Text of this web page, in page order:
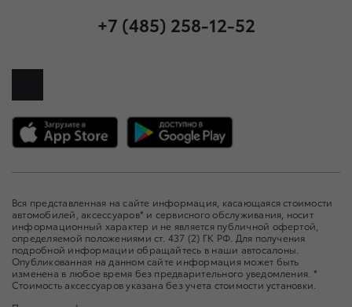
+7 (485) 258-12-52
Вся представленная на сайте информация, касающаяся стоимости
автомобилей, аксессуаров* и сервисного обслуживания, носит
информационный характер и не является публичной офертой,
определяемой положениями ст. 437 (2) ГК РФ. Для получения
подробной информации обращайтесь в наши автосалоны.
Опубликованная на данном сайте информация может быть
изменена в любое время без предварительного уведомления. *
Стоимость аксессуаров указана без учета стоимости установки.